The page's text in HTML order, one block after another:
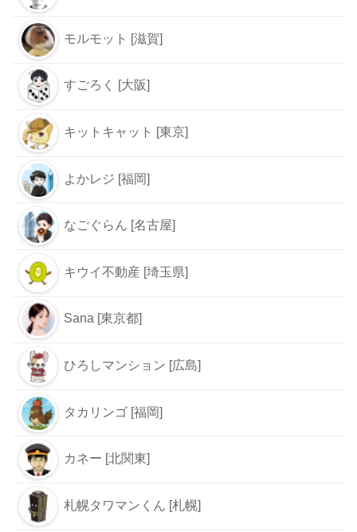
モルモット [滋賀]
すごろく [大阪]
キットキャット [東京]
よかレジ [福岡]
なごぐらん [名古屋]
キウイ不動産 [埼玉県]
Sana [東京都]
ひろしマンション [広島]
タカリンゴ [福岡]
カネー [北関東]
札幌タワマンくん [札幌]